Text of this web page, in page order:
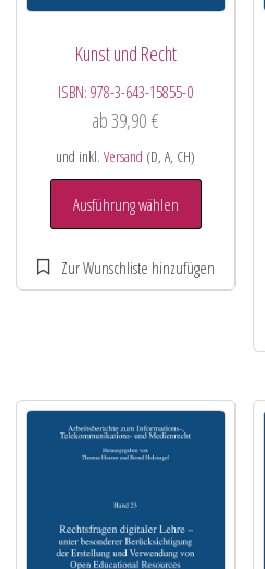
Kunst und Recht
ISBN:978-3-643-15855-0
ab39,90€
und inkl.Versand (D, A, CH)
Ausführung wählen